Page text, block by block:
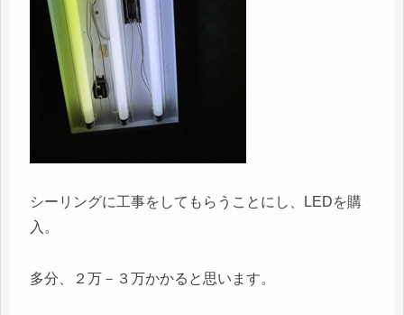
シーリングに工事をしてもらうことにし、LEDを購
入。
多分、２万－３万かかると思います。